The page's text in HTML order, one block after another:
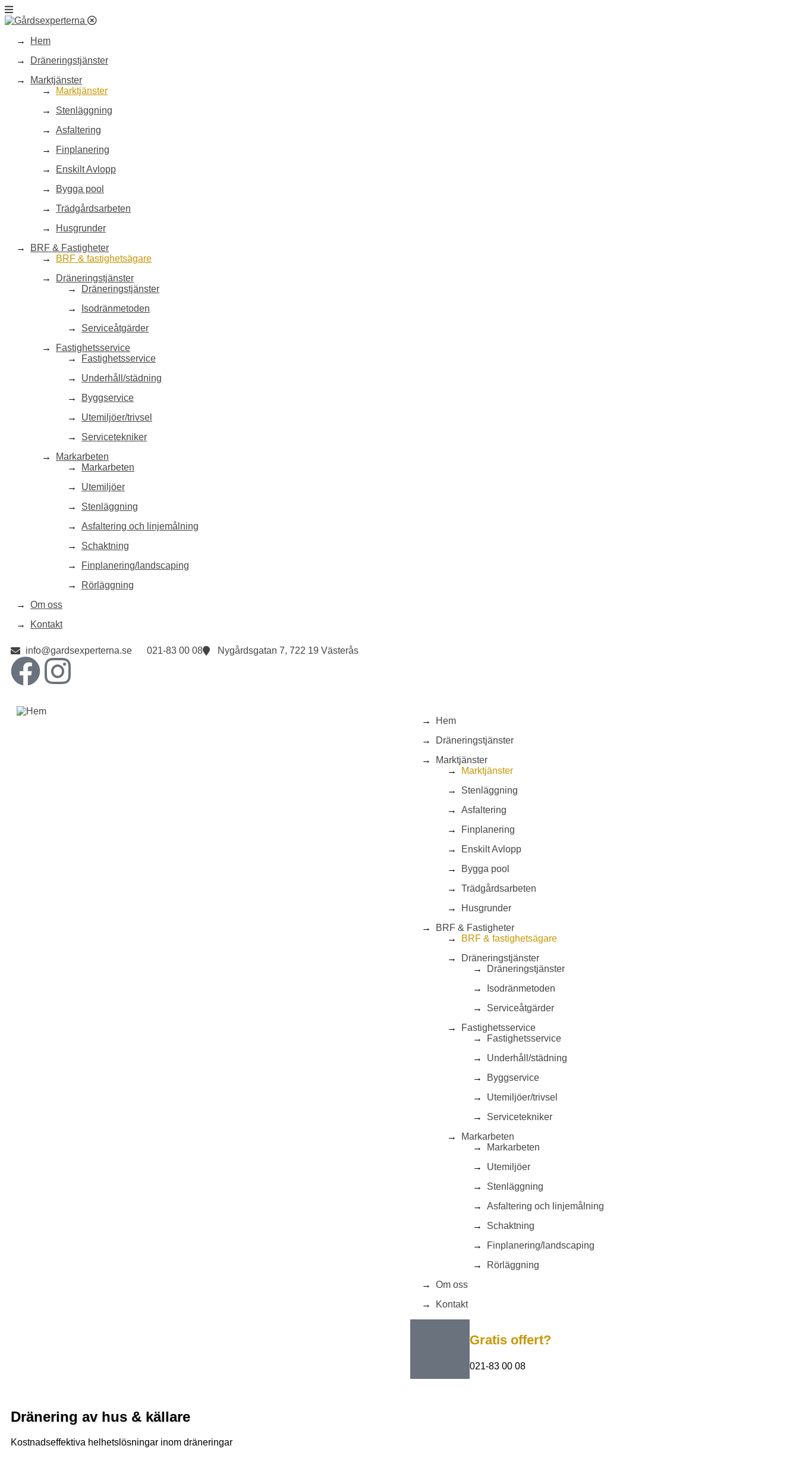
Hem
Dräneringstjänster
Marktjänster
Marktjänster
Stenläggning
Asfaltering
Finplanering
Enskilt Avlopp
Bygga pool
Trädgårdsarbeten
Husgrunder
BRF & Fastigheter
BRF & fastighetsägare
Dräneringstjänster
Dräneringstjänster
Isodränmetoden
Serviceåtgärder
Fastighetsservice
Fastighetsservice
Underhåll/städning
Byggservice
Utemiljöer/trivsel
Servicetekniker
Markarbeten
Markarbeten
Utemiljöer
Stenläggning
Asfaltering och linjemålning
Schaktning
Finplanering/landscaping
Rörläggning
Om oss
Kontakt
info@gardsexperterna.se 021-83 00 08 Nygårdsgatan 7, 722 19 Västerås
Hem
Dräneringstjänster
Marktjänster
Marktjänster
Stenläggning
Asfaltering
Finplanering
Enskilt Avlopp
Bygga pool
Trädgårdsarbeten
Husgrunder
BRF & Fastigheter
BRF & fastighetsägare
Dräneringstjänster
Dräneringstjänster
Isodränmetoden
Serviceåtgärder
Fastighetsservice
Fastighetsservice
Underhåll/städning
Byggservice
Utemiljöer/trivsel
Servicetekniker
Markarbeten
Markarbeten
Utemiljöer
Stenläggning
Asfaltering och linjemålning
Schaktning
Finplanering/landscaping
Rörläggning
Om oss
Kontakt
Gratis offert?
021-83 00 08
Dränering av hus & källare
Kostnadseffektiva helhetslösningar inom dräneringar